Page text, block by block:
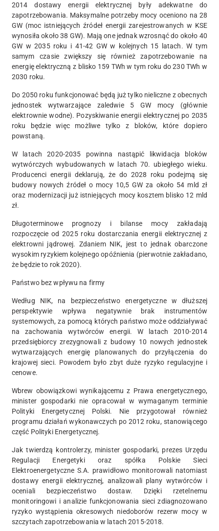
2014 dostawy energii elektrycznej były adekwatne do
zapotrzebowania. Maksymalne potrzeby mocy oceniono na 28
GW (moc istniejących źródeł energii zarejestrowanych w KSE
wynosiła około 38 GW). Mają one jednak wzrosnąć do około 40
GW w 2035 roku i 41-42 GW w kolejnych 15 latach. W tym
samym czasie zwiększy się również zapotrzebowanie na
energię elektryczną z blisko 159 TWh w tym roku do 230 TWh w
2030 roku.
Do 2050 roku funkcjonować będą już tylko nieliczne z obecnych
jednostek wytwarzające zaledwie 5 GW mocy (głównie
elektrownie wodne). Pozyskiwanie energii elektrycznej po 2035
roku będzie więc możliwe tylko z bloków, które dopiero
powstaną.
W latach 2020-2035 powinna nastąpić likwidacja bloków
wytwórczych wybudowanych w latach 70. ubiegłego wieku.
Producenci energii deklarują, że do 2028 roku podejmą się
budowy nowych źródeł o mocy 10,5 GW za około 54 mld zł
oraz modernizacji już istniejących mocy kosztem blisko 12 mld
zł.
Długoterminowe prognozy i bilanse mocy zakładają
rozpoczęcie od 2025 roku dostarczania energii elektrycznej z
elektrowni jądrowej. Zdaniem NIK, jest to jednak obarczone
wysokim ryzykiem kolejnego opóźnienia (pierwotnie zakładano,
że będzie to rok 2020).
Państwo bez wpływu na firmy
Według NIK, na bezpieczeństwo energetyczne w dłuższej
perspektywie wpływa negatywnie brak instrumentów
systemowych, za pomocą których państwo może oddziaływać
na zachowania wytwórców energii. W latach 2010-2014
przedsiębiorcy zrezygnowali z budowy 10 nowych jednostek
wytwarzających energię planowanych do przyłączenia do
krajowej sieci. Powodem było zbyt duże ryzyko regulacyjne i
cenowe.
Wbrew obowiązkowi wynikającemu z Prawa energetycznego,
minister gospodarki nie opracował w wymaganym terminie
Polityki Energetycznej Polski. Nie przygotował również
programu działań wykonawczych po 2012 roku, stanowiącego
część Polityki Energetycznej.
Jak twierdzą kontrolerzy, minister gospodarki, prezes Urzędu
Regulacji Energetyki oraz spółka Polskie Sieci
Elektroenergetyczne S.A. prawidłowo monitorowali natomiast
dostawy energii elektrycznej, analizowali plany wytwórców i
oceniali bezpieczeństwo dostaw. Dzięki rzetelnemu
monitoringowi i analizie funkcjonowania sieci zdiagnozowano
ryzyko wystąpienia okresowych niedoborów rezerw mocy w
szczytach zapotrzebowania w latach 2015-2018.